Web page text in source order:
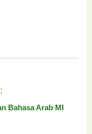
Bahasa Arab MI